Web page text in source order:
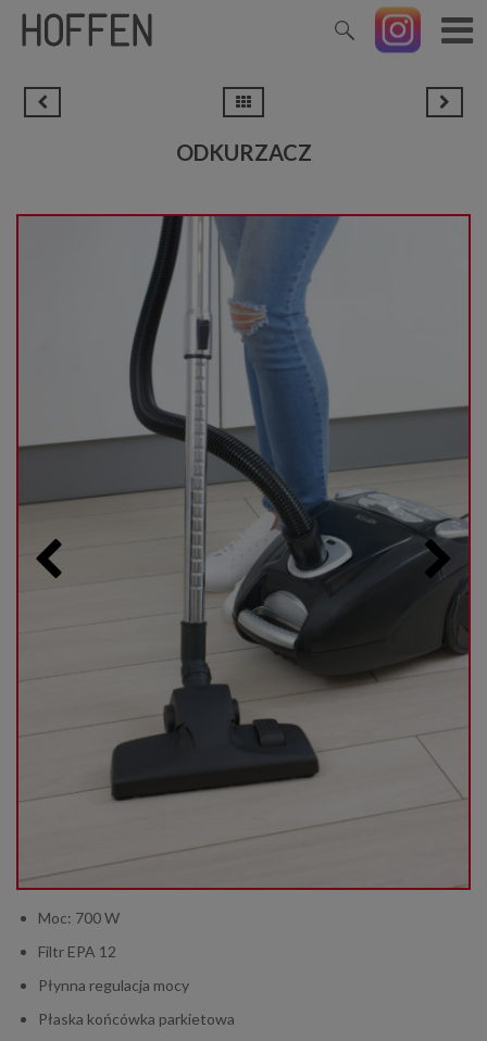
ODKURZACZ
Moc: 700 W
Filtr EPA 12
Płynna regulacja mocy
Płaska końcówka parkietowa